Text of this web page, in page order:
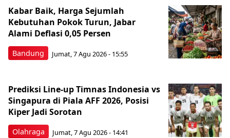
Bandung
Kabar Baik, Harga Sejumlah
Kebutuhan Pokok Turun, Jabar
Alami Deflasi 0,05 Persen
Jumat, 7 Agu 2026 - 15:55
Olahraga
Prediksi Line-up Timnas Indonesia vs
Singapura di Piala AFF 2026, Posisi
Kiper Jadi Sorotan
Jumat, 7 Agu 2026 - 14:41